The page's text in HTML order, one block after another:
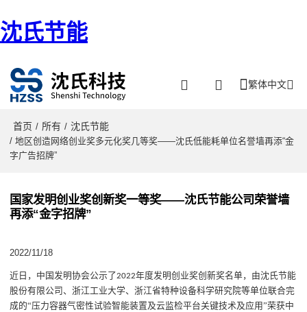
沈氏节能
繁体中文
首页 / 所有 / 沈氏节能
/ 地区创造网络创业奖多元化奖几等奖——沈氏低能耗单位名誉墙再添“金
字广告招牌”
国家发明创业奖创新奖一等奖——沈氏节能公司荣誉墙
再添“金字招牌”
2022/11/18
近日 ，中国发明协会公示了2022年度发明创业奖创新奖名单， 由沈氏节能
股份有限公司、浙江工业大学、浙江省特种设备科学研究院等单位联合完
成的“压力容器气密性试验智能装置及云监检平台关键技术及应用”荣获中